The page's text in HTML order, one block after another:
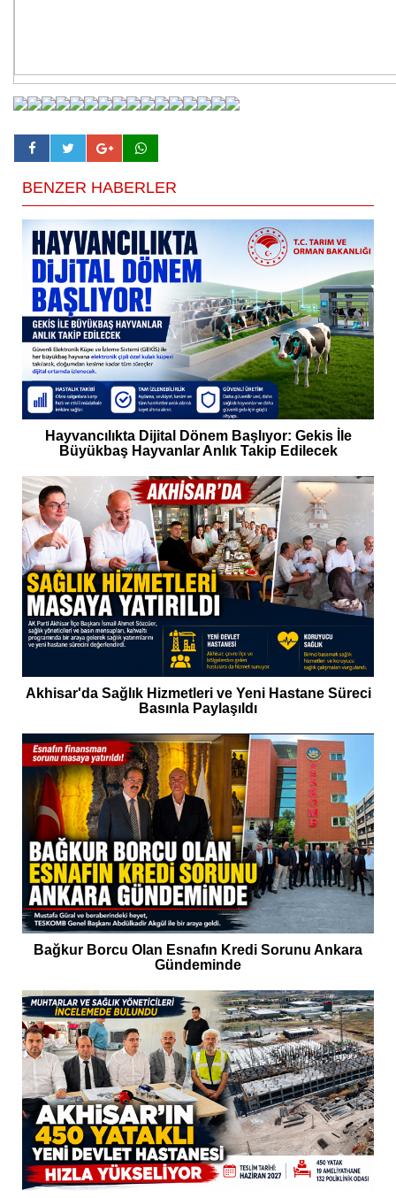
BENZER HABERLER
Hayvancılıkta Dijital Dönem Başlıyor: Gekis İle
Büyükbaş Hayvanlar Anlık Takip Edilecek
Akhisar'da Sağlık Hizmetleri ve Yeni Hastane Süreci
Basınla Paylaşıldı
Bağkur Borcu Olan Esnafın Kredi Sorunu Ankara
Gündeminde